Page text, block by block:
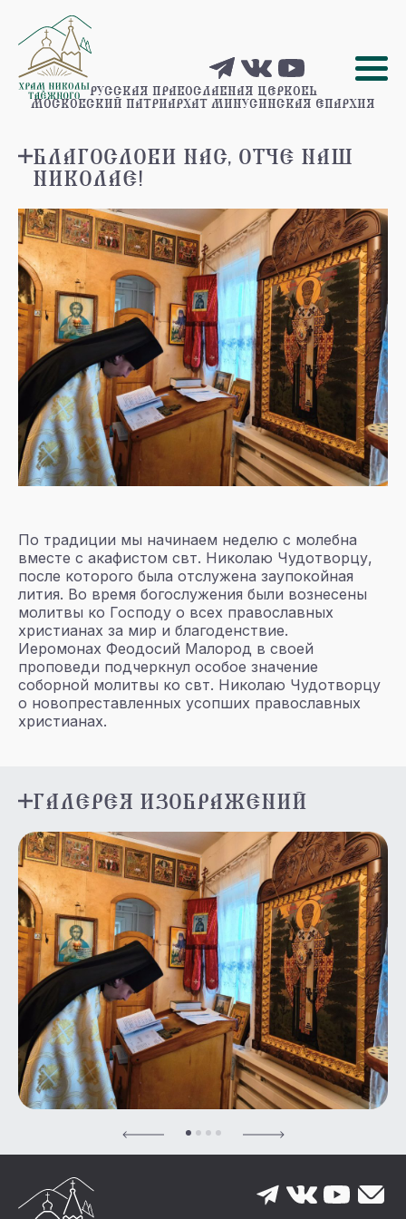
РУССКАЯ ПРАВОСЛАВНАЯ ЦЕРКОВЬ
МОСКОВСКИЙ ПАТРИАРХАТ МИНУСИНСКАЯ ЕПАРХИЯ
БЛАГОСЛОВИ НАС, ОТЧЕ НАШ
НИКОЛАЕ!
По традиции мы начинаем неделю с молебна
вместе с акафистом свт. Николаю Чудотворцу,
после которого была отслужена заупокойная
лития. Во время богослужения были вознесены
молитвы ко Господу о всех православных
христианах за мир и благоденствие.
Иеромонах Феодосий Малород в своей
проповеди подчеркнул особое значение
соборной молитвы ко свт. Николаю Чудотворцу
о новопреставленных усопших православных
христианах.
ГАЛЕРЕЯ ИЗОБРАЖЕНИЙ